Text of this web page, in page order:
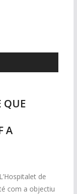
QUE
A
de
com a objectiu